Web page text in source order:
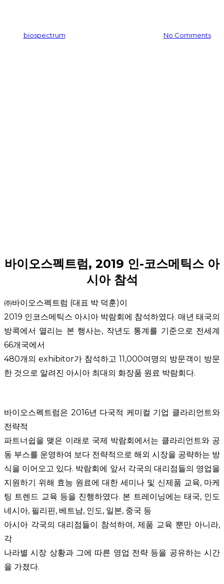
biospectrum No Comments
바이오스펙트럼, 2019 인-코스메틱스 아
시아 참석
㈜바이오스펙트럼 (대표 박 덕훈)이
2019 인코스메틱스 아시아 박람회에 참석하였다. 매년 태국의
방콕에서 열리는 본 행사는, 작년도 통계를 기준으로 전세계
66개국에서
480개의 exhibitor가 참석하고 11,000여명의 방문객이 방문
한 것으로 알려진 아시아 최대의 화장품 원료 박람회다.
바이오스펙트럼은 2016년 다국적 케미컬 기업 클라리언트와
전략적
파트너쉽을 맺은 이래로 국제 박람회에서는 클라리언트와 공
동 부스를 운영하여 보다 전략적으로 해외 시장을 공략하는 방
식을 이어오고 있다. 박람회에 앞서 각국의 대리점들의 영업을
지원하기 위해 효능 원료에 대한 세미나 및 신제품 교육, 마케
팅 트렌드 교육 등을 진행하였다. 본 트레이닝에는 태국, 인도
네시아, 필리핀, 베트남, 인도, 일본, 중국 등
아시아 각국의 대리점들이 참석하여, 제품 교육 뿐만 아니라,
각
나라별 시장 상황과 그에 따른 영업 전략 등을 공유하는 시간
을 가졌다.